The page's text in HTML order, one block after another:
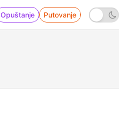
Opuštanje Putovanje